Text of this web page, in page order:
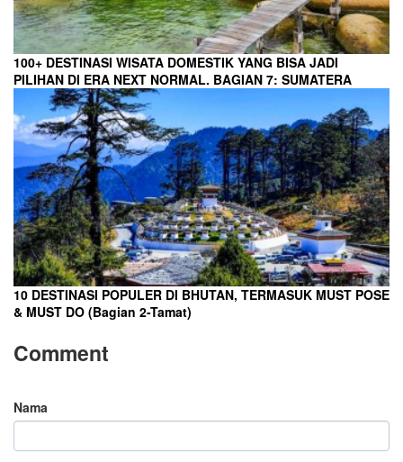
100+ DESTINASI WISATA DOMESTIK YANG BISA JADI
PILIHAN DI ERA NEXT NORMAL. BAGIAN 7: SUMATERA
10 DESTINASI POPULER DI BHUTAN, TERMASUK MUST POSE
& MUST DO (Bagian 2-Tamat)
Comment
Nama